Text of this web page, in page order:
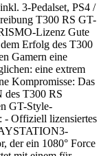
3-Pedalset, PS4 /
T300 RS GT-
Lizenz Gute
Erfolg des T300
Gamern eine
eine extrem
Kompromisse: Das
T300 RS
GT-Style-
- Offiziell lizensiertes
der ein 1080° Force